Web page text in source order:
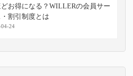
どお得になる？WILLERの会員サー
・割引制度とは
24